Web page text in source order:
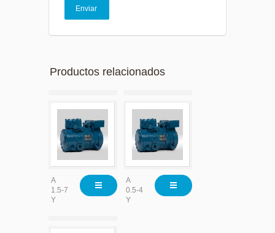
Productos relacionados
A
1.5-7
Y
A
0.5-4
Y